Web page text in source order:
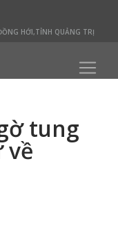
HỚI,TỈNH QUẢNG TRỊ
tung
về